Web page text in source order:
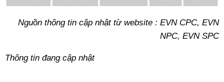
Nguồn thông tin cập nhật từ website : EVN CPC, EVN
NPC, EVN SPC
Thông tin đang cập nhật